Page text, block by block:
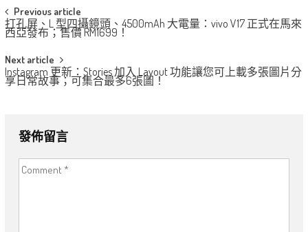
Post
navigation
Previous article
打孔屏、L 型四攝鏡頭、4500mAh 大電量：vivo V17 正式在馬來
西亞發布；售價 RM1699！
Next article
Instagram 更新：Stories 加入 Layout 功能讓您可上載多張圖片分
享日常故事；可集合最多6張圖！
發佈留言